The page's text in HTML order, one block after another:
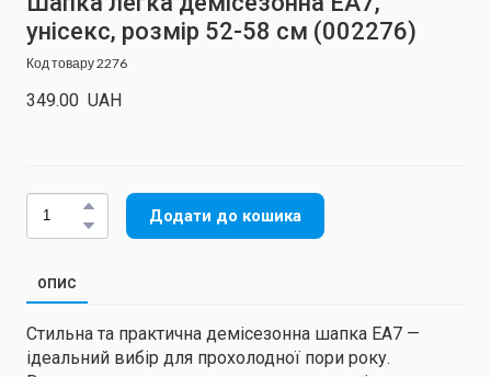
унісекс, розмір 52-58 см (002276)
Код товару 2276
349.00  UAH
Додати до кошика
ОПИС
Стильна та практична демісезонна шапка EA7 —
ідеальний вибір для прохолодної пори року.